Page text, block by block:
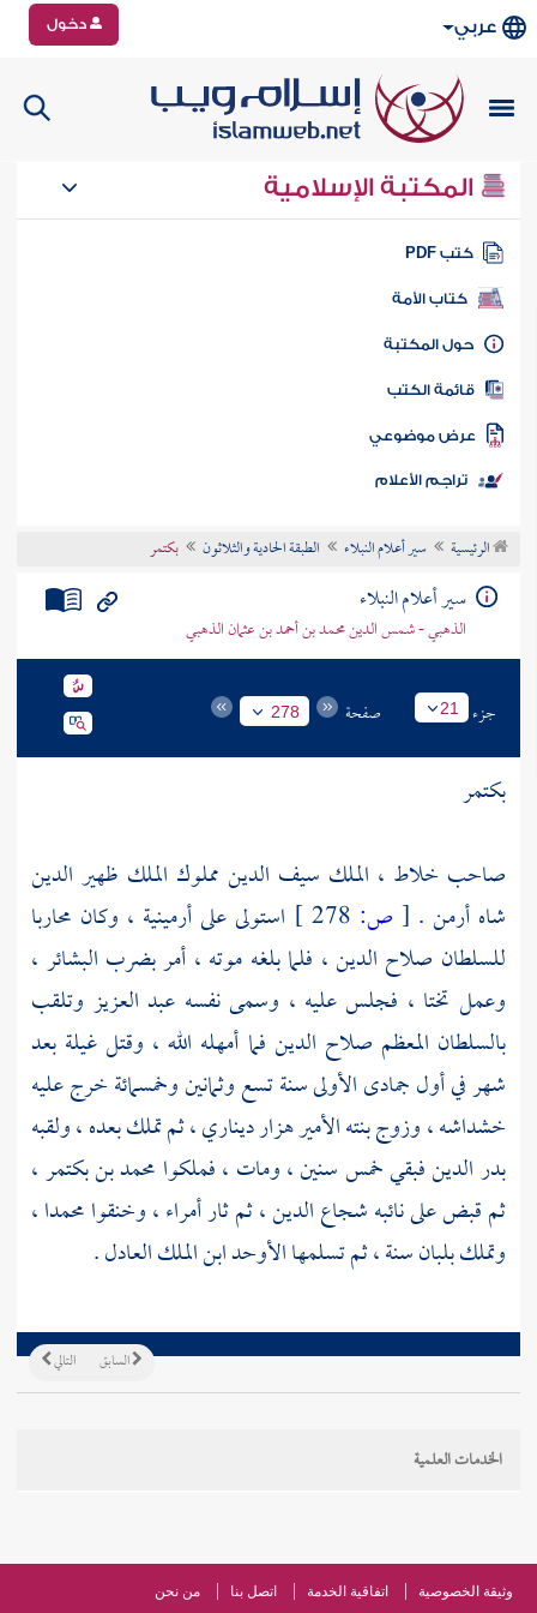
عربي دخول
المكتبة الإسلامية
كتب PDF
كتاب الأمة
المكتبة
الكتب
موضوعي
تراجم الأعلام
الرئيسية سير أعلام النبلاء الطبقة الحادية والثلاثون بكتمر
سير أعلام النبلاء
الذهبي - شمس الدين محمد بن أحمد بن عثمان الذهبي
جزء 21 صفحة 278
بكتمر
صاحب خلاط ، الملك سيف الدين مملوك الملك ظهير الدين
شاه أرمن . [ ص: استولى علىأرمينية ، وكان محاربا
للسلطان صلاح الدين، فلما بلغه موته ، أمر بضرب البشائر ،
وعمل تختا ، فجلس عليه ، وسمى نفسه عبد العزيز وتلقب
بالسلطان المعظم صلاح الدين فما أمهله الله ، وقتل غيلة بعد
شهر في أول جمادى الأولى سنة تسع وثمانين وخمسمائة خرج عليه
خشداشه ، وزوج بنتهالأمير هزار ديناري، ثم تملك بعده ، ولقبه
بدر الدينفبقي خمس سنين ، ومات ، فملكوا محمد بن بكتمر،
ثم قبض على نائبهشجاع الدين، ثم ثار أمراء ، وخنقوامحمدا،
وتملكبلبانسنة ، ثم تسلمهاالأوحد ابن الملك العادل.
التالي السابق
الخدمات العلمية
وثيقة الخصوصية اتفاقية الخدمة اتصل بنا من نحن